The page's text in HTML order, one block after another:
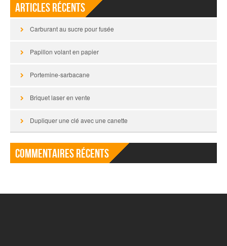
Articles récents
Carburant au sucre pour fusée
Papillon volant en papier
Portemine-sarbacane
Briquet laser en vente
Dupliquer une clé avec une canette
Commentaires récents